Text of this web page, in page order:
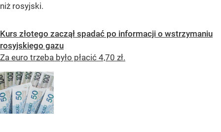
niż rosyjski.
Kurs złotego zaczął spadać po informacji o wstrzymaniu
rosyjskiego gazu
Za euro trzeba było płacić 4,70 zł.